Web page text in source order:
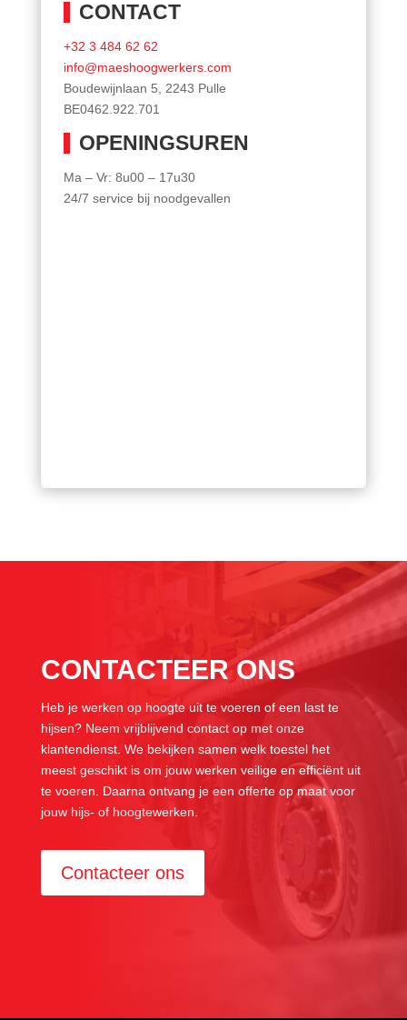
CONTACT
+32 3 484 62 62
info@maeshoogwerkers.com
Boudewijnlaan 5, 2243 Pulle
BE0462.922.701
OPENINGSUREN
Ma – Vr: 8u00 – 17u30
24/7 service bij noodgevallen
CONTACTEER ONS
Heb je werken op hoogte uit te voeren of een last te
hijsen? Neem vrijblijvend contact op met onze
klantendienst. We bekijken samen welk toestel het
meest geschikt is om jouw werken veilige en efficiënt uit
te voeren. Daarna ontvang je een offerte op maat voor
jouw hijs- of hoogtewerken.
Contacteer ons